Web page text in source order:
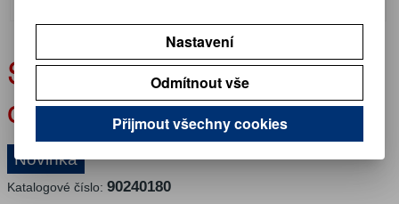
Svítilna poziční LED 12V
oranžová JOKON
Novinka
Katalogové číslo: 90240180
Nastavení
Odmítnout vše
Přijmout všechny cookies